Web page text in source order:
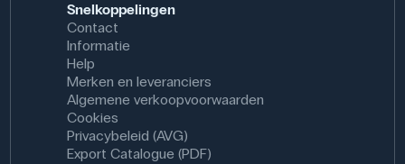
Snelkoppelingen
Contact
Informatie
Help
Merken en leveranciers
Algemene verkoopvoorwaarden
Cookies
Privacybeleid (AVG)
Export Catalogue (PDF)